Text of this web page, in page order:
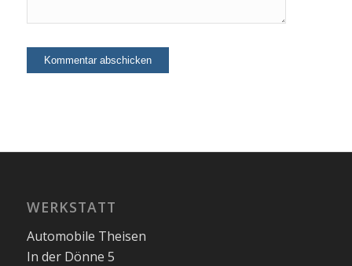
WERKSTATT
Automobile Theisen
In der Dönne 5